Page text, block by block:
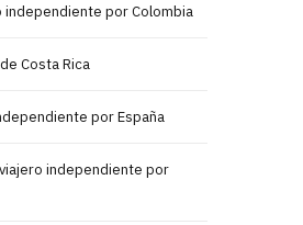
independiente por Colombia
Costa Rica
por España
independiente por